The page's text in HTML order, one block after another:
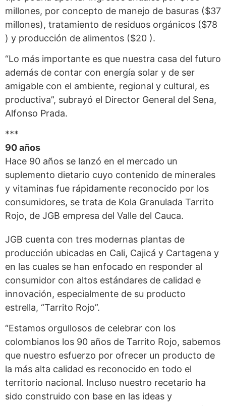
millones, por concepto de manejo de basuras ($37
millones), tratamiento de residuos orgánicos ($78
) y producción de alimentos ($20 ).
“Lo más importante es que nuestra casa del futuro
además de contar con energía solar y de ser
amigable con el ambiente, regional y cultural, es
productiva”, subrayó el Director General del Sena,
Alfonso Prada.
***
90 años
Hace 90 años se lanzó en el mercado un
suplemento dietario cuyo contenido de minerales
y vitaminas fue rápidamente reconocido por los
consumidores, se trata de Kola Granulada Tarrito
Rojo, de JGB empresa del Valle del Cauca.
JGB cuenta con tres modernas plantas de
producción ubicadas en Cali, Cajicá y Cartagena y
en las cuales se han enfocado en responder al
consumidor con altos estándares de calidad e
innovación, especialmente de su producto
estrella, “Tarrito Rojo”.
“Estamos orgullosos de celebrar con los
colombianos los 90 años de Tarrito Rojo, sabemos
que nuestro esfuerzo por ofrecer un producto de
la más alta calidad es reconocido en todo el
territorio nacional. Incluso nuestro recetario ha
sido construido con base en las ideas y